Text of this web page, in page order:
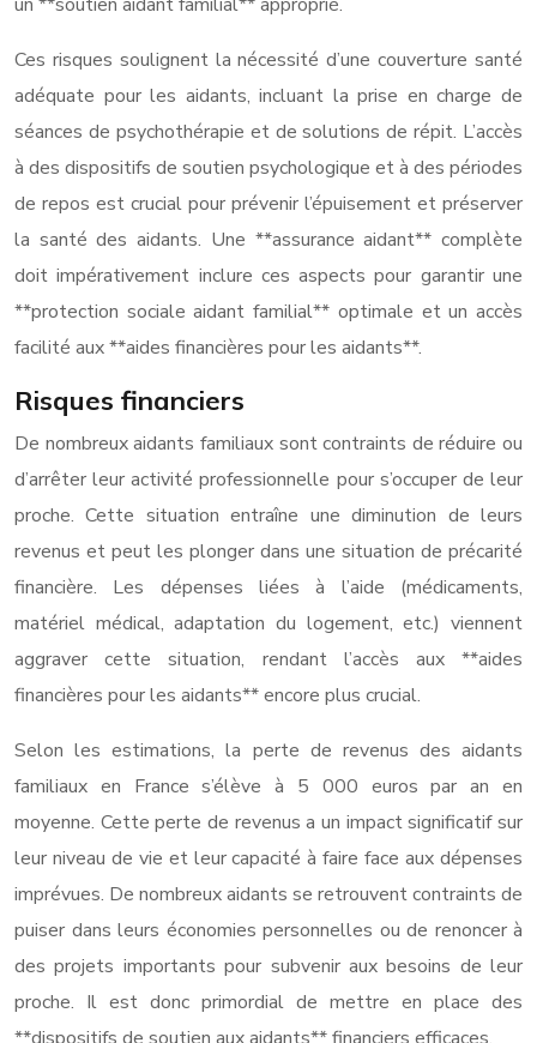
Ces risques soulignent la nécessité d’une couverture santé
adéquate pour les aidants, incluant la prise en charge de
séances de psychothérapie et de solutions de répit. L’accès
à des dispositifs de soutien psychologique et à des périodes
de repos est crucial pour prévenir l’épuisement et préserver
la santé des aidants. Une **assurance aidant** complète
doit impérativement inclure ces aspects pour garantir une
**protection sociale aidant familial** optimale et un accès
facilité aux **aides financières pour les aidants**.
Risques financiers
De nombreux aidants familiaux sont contraints de réduire ou
d’arrêter leur activité professionnelle pour s’occuper de leur
proche. Cette situation entraîne une diminution de leurs
revenus et peut les plonger dans une situation de précarité
financière. Les dépenses liées à l’aide (médicaments,
matériel médical, adaptation du logement, etc.) viennent
aggraver cette situation, rendant l’accès aux **aides
financières pour les aidants** encore plus crucial.
Selon les estimations, la perte de revenus des aidants
familiaux en France s’élève à 5 000 euros par an en
moyenne. Cette perte de revenus a un impact significatif sur
leur niveau de vie et leur capacité à faire face aux dépenses
imprévues. De nombreux aidants se retrouvent contraints de
puiser dans leurs économies personnelles ou de renoncer à
des projets importants pour subvenir aux besoins de leur
proche. Il est donc primordial de mettre en place des